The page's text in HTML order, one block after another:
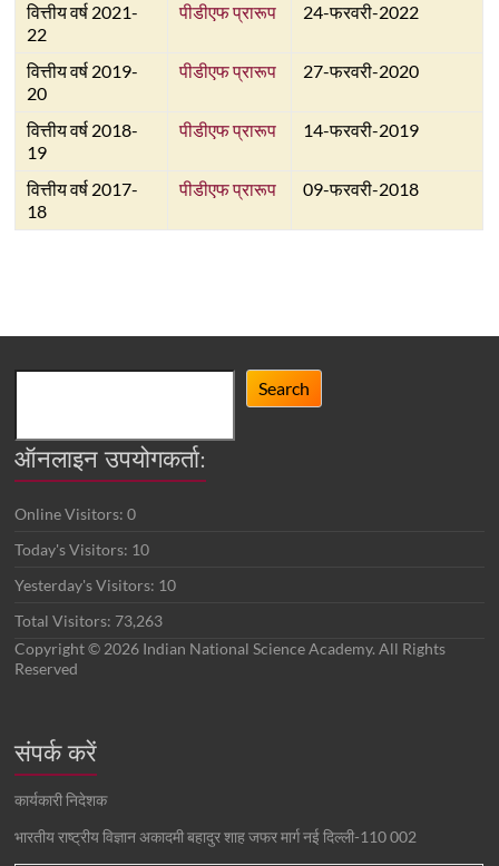
वित्तीय वर्ष 2021-
22
पीडीएफप्रारूप 24-फरवरी-2022
वित्तीय वर्ष 2019-
20
पीडीएफ प्रारूप 27-फरवरी-2020
वित्तीय वर्ष 2018-
19
पीडीएफ प्रारूप 14-फरवरी-2019
वित्तीय वर्ष 2017-
18
पीडीएफ प्रारूप 09-फरवरी-2018
Search
ऑनलाइन उपयोगकर्ता:
Online Visitors:0
Today's Visitors: 10
Yesterday's Visitors: 10
Total Visitors: 73,263
Copyright © 2026 Indian National Science Academy. All Rights
Reserved
संपर्क करें
कार्यकारी निदेशक
भारतीय राष्ट्रीय विज्ञान अकादमी बहादुर शाह जफर मार्ग नई दिल्ली-110 002